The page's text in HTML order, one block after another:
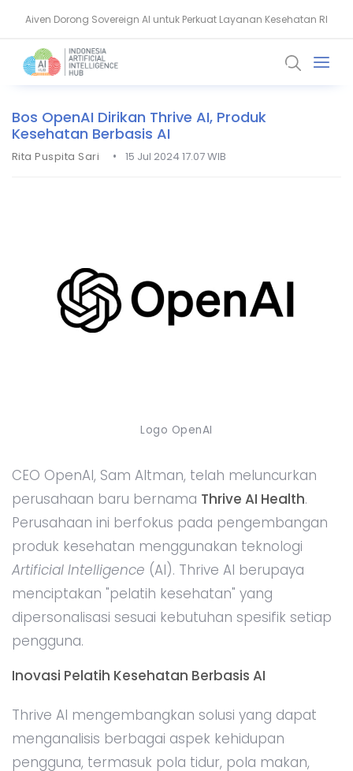
Aiven Dorong Sovereign AI untuk Perkuat Layanan Kesehatan RI
Prodia Ungkap Strategi AI untuk Laboratorium Kesehatan Modern
Bos OpenAI Dirikan Thrive AI, Produk
Kesehatan Berbasis AI
Rita Puspita Sari • 15 Jul 2024 17.07 WIB
Logo OpenAI
CEO OpenAI, Sam Altman, telah meluncurkan
perusahaan baru bernama Thrive AI Health.
Perusahaan ini berfokus pada pengembangan
produk kesehatan menggunakan teknologi
Artificial Intelligence (AI). Thrive AI berupaya
menciptakan "pelatih kesehatan" yang
dipersonalisasi sesuai kebutuhan spesifik setiap
pengguna.
Inovasi Pelatih Kesehatan Berbasis AI
Thrive AI mengembangkan solusi yang dapat
menganalisis berbagai aspek kehidupan
pengguna, termasuk pola tidur, pola makan,